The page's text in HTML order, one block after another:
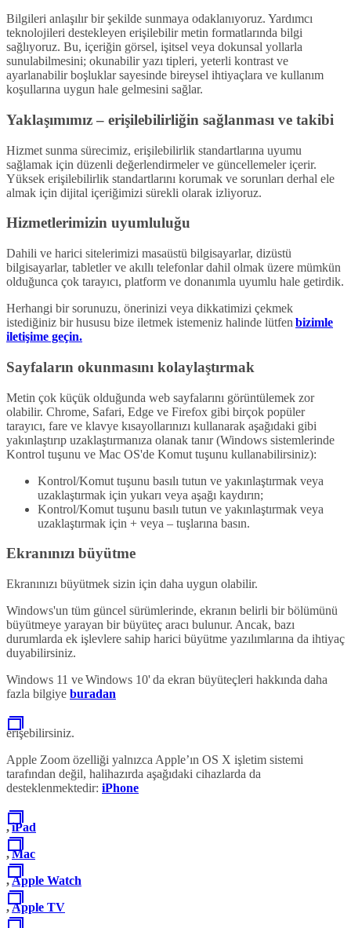
Bilgileri anlaşılır bir şekilde sunmaya odaklanıyoruz. Yardımcı
teknolojileri destekleyen erişilebilir metin formatlarında bilgi
sağlıyoruz. Bu, içeriğin görsel, işitsel veya dokunsal yollarla
sunulabilmesini; okunabilir yazı tipleri, yeterli kontrast ve
ayarlanabilir boşluklar sayesinde bireysel ihtiyaçlara ve kullanım
koşullarına uygun hale gelmesini sağlar.
Yaklaşımımız – erişilebilirliğin sağlanması ve takibi
Hizmet sunma sürecimiz, erişilebilirlik standartlarına uyumu
sağlamak için düzenli değerlendirmeler ve güncellemeler içerir.
Yüksek erişilebilirlik standartlarını korumak ve sorunları derhal ele
almak için dijital içeriğimizi sürekli olarak izliyoruz.
Hizmetlerimizin uyumluluğu
Dahili ve harici sitelerimizi masaüstü bilgisayarlar, dizüstü
bilgisayarlar, tabletler ve akıllı telefonlar dahil olmak üzere mümkün
olduğunca çok tarayıcı, platform ve donanımla uyumlu hale getirdik.
Herhangi bir sorunuzu, önerinizi veya dikkatimizi çekmek
istediğiniz bir hususu bize iletmek istemeniz halinde lütfen bizimle
iletişime geçin.
Sayfaların okunmasını kolaylaştırmak
Metin çok küçük olduğunda web sayfalarını görüntülemek zor
olabilir. Chrome, Safari, Edge ve Firefox gibi birçok popüler
tarayıcı, fare ve klavye kısayollarınızı kullanarak aşağıdaki gibi
yakınlaştırıp uzaklaştırmanıza olanak tanır (Windows sistemlerinde
Kontrol tuşunu ve Mac OS'de Komut tuşunu kullanabilirsiniz):
Kontrol/Komut tuşunu basılı tutun ve yakınlaştırmak veya
uzaklaştırmak için yukarı veya aşağı kaydırın;
Kontrol/Komut tuşunu basılı tutun ve yakınlaştırmak veya
uzaklaştırmak için + veya – tuşlarına basın.
Ekranınızı büyütme
Ekranınızı büyütmek sizin için daha uygun olabilir.
Windows'un tüm güncel sürümlerinde, ekranın belirli bir bölümünü
büyütmeye yarayan bir büyüteç aracı bulunur. Ancak, bazı
durumlarda ek işlevlere sahip harici büyütme yazılımlarına da ihtiyaç
duyabilirsiniz.
Windows 11 ve Windows 10' da ekran büyüteçleri hakkında daha
fazla bilgiye buradan
erişebilirsiniz.
Apple Zoom özelliği yalnızca Apple’ın OS X işletim sistemi
tarafından değil, halihazırda aşağıdaki cihazlarda da
desteklenmektedir: iPhone
,iPad
,Mac
,Apple Watch
,Apple TV